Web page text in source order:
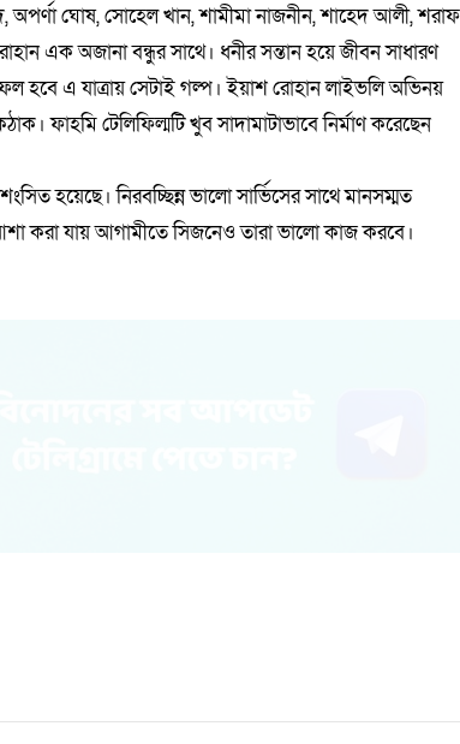
অপর্ণা ঘোষ, সোহেল খান, শামীমা নাজনীন, শাহেদ আলী, শরাফ
এক অজানা বন্ধুর সাথে। ধনীর সন্তান হয়ে জীবন সাধারণ
এ যাত্রায় সেটাই গল্প। ইয়াশ রোহান লাইভলি অভিনয়
ফাহমি টেলিফিল্মটি খুব সাদামাটাভাবে নির্মাণ করেছেন
হয়েছে। নিরবচ্ছিন্ন ভালো সার্ভিসের সাথে মানসম্মত
করা যায় আগামীতে সিজনেও তারা ভালো কাজ করবে।